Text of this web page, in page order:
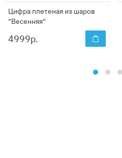
Цифра плетеная из шаров
"Весенняя"
4999р.